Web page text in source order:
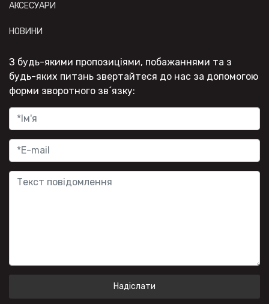
АКСЕСУАРИ
НОВИНИ
З будь-якими пропозиціями, побажаннями та з
будь-яких питань звертайтеся до нас за допомогою
форми зворотного зв´язку:
Надіслати